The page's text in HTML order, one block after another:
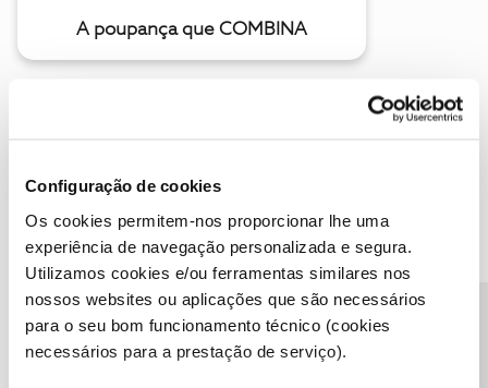
Configuração de cookies
Os cookies permitem-nos proporcionar lhe uma
experiência de navegação personalizada e segura.
Utilizamos cookies e/ou ferramentas similares nos
nossos websites ou aplicações que são necessários
para o seu bom funcionamento técnico (cookies
necessários para a prestação de serviço).
A poupança que COMBINA
Descubra as novidades de julho